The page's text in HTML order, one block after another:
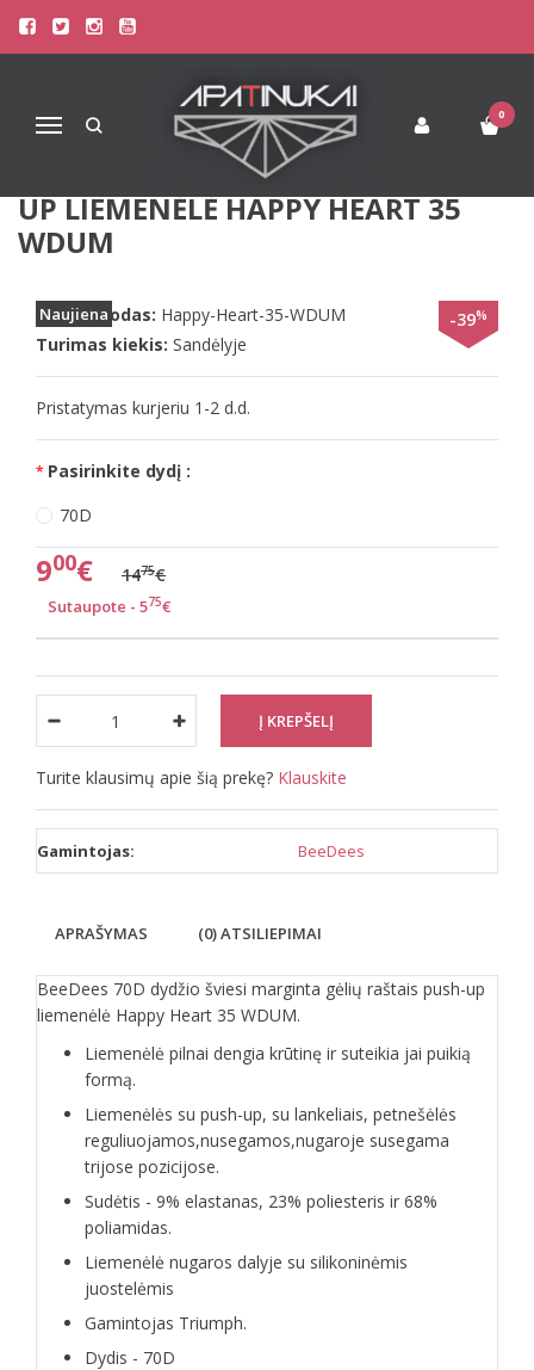
Navigacija
0
Pagrindinis Liemenėlės
BeeDees 70D dydžio šviesi marginta gėlių raštais push-up liemenėlė
BEEDEES 70D DYDŽIO ŠVIESI
MARGINTA GĖLIŲ RAŠTAIS PUSH-
UP LIEMENĖLĖ HAPPY HEART 35
WDUM
Naujiena -39%
Prekės kodas: Happy-Heart-35-WDUM
Turimas kiekis: Sandėlyje
Pristatymas kurjeriu 1-2 d.d.
Pasirinkite dydį :
70D
900€ 1475€
Sutaupote - 575€
Turite klausimų apie šią prekę? Klauskite
Gamintojas: BeeDees
APRAŠYMAS (0) ATSILIEPIMAI
BeeDees 70D dydžio šviesi marginta gėlių raštais push-up
liemenėlė Happy Heart 35 WDUM.
Liemenėlė pilnai dengia krūtinę ir suteikia jai puikią
formą.
Liemenėlės su push-up, su lankeliais, petnešėlės
reguliuojamos,nusegamos,nugaroje susegama
trijose pozicijose.
Sudėtis - 9% elastanas, 23% poliesteris ir 68%
poliamidas.
Liemenėlė nugaros dalyje su silikoninėmis
juostelėmis
Gamintojas Triumph.
Dydis - 70D